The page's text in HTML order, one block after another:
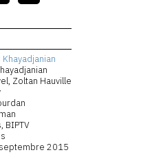
Zoltan Hauville
BIPTV
2015